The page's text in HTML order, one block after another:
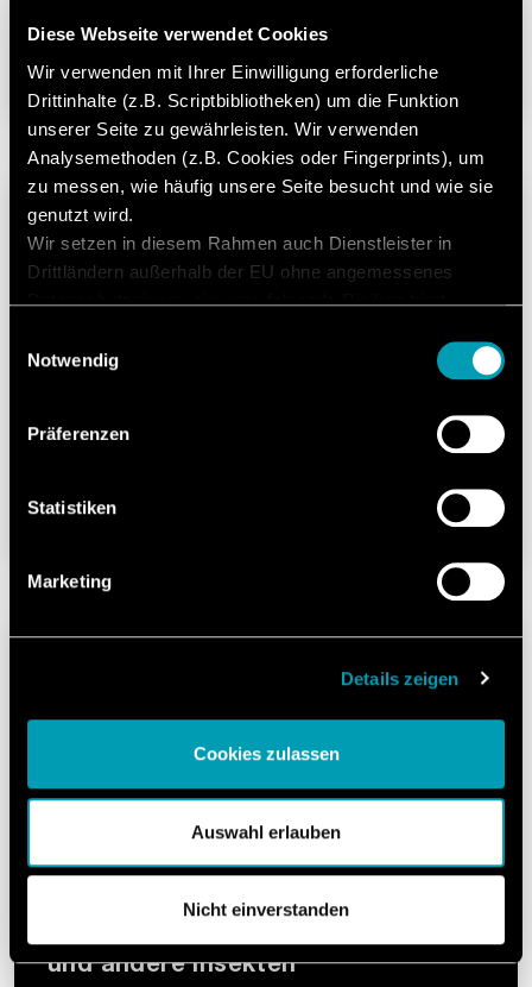
Diese Webseite verwendet Cookies
Wir verwenden mit Ihrer Einwilligung erforderliche
Drittinhalte (z.B. Scriptbibliotheken) um die Funktion
unserer Seite zu gewährleisten. Wir verwenden
Analysemethoden (z.B. Cookies oder Fingerprints), um
zu messen, wie häufig unsere Seite besucht und wie sie
genutzt wird.
Wir setzen in diesem Rahmen auch Dienstleister in
Drittländern außerhalb der EU ohne angemessenes
Datenschutzniveau ein, was folgende Risiken birgt:
Betroffenenrechte, keine Rechtsmittel, Kontrollverlust.
Einwilligung mit Wirkung für die Zukunft widerrufen. Mehr
Datenschutzerklärung.
Notwendig
Präferenzen
Statistiken
Marketing
Details zeigen
Cookies zulassen
Auswahl erlauben
Nicht einverstanden
Um trio forte
Juntos - do laboratório à produção
und andere Insekten